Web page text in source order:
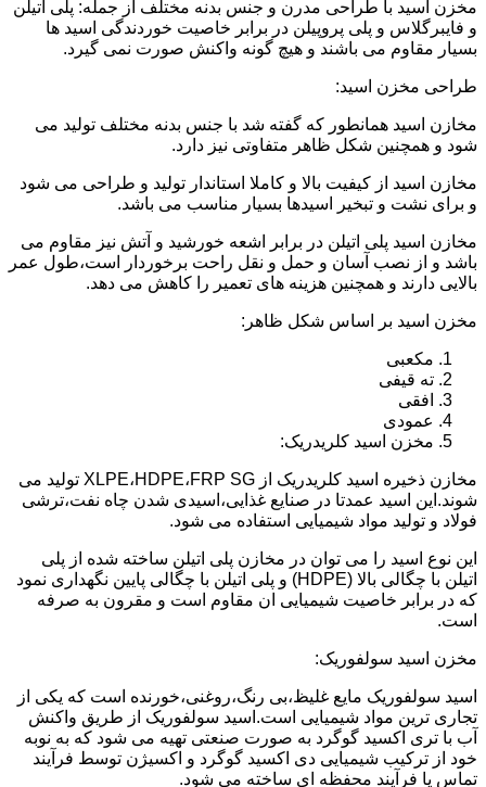
مخزن اسید با طراحی مدرن و جنس بدنه مختلف از جمله: پلی اتیلن
و فایبرگلاس و پلی پروپیلن در برابر خاصیت خوردندگی اسید ها
بسیار مقاوم می باشند و هیچ گونه واکنش صورت نمی گیرد.
طراحی مخزن اسید:
مخازن اسید همانطور که گفته شد با جنس بدنه مختلف تولید می
شود و همچنین شکل ظاهر متفاوتی نیز دارد.
مخازن اسید از کیفیت بالا و کاملا استاندار تولید و طراحی می شود
و برای نشت و تبخیر اسیدها بسیار مناسب می باشد.
مخازن اسید پلی اتیلن در برابر اشعه خورشید و آتش نیز مقاوم می
باشد و از نصب آسان و حمل و نقل راحت برخوردار است،طول عمر
بالایی دارند و همچنین هزینه های تعمیر را کاهش می دهد.
مخزن اسید بر اساس شکل ظاهر:
مکعبی
ته قیفی
افقی
عمودی
مخزن اسید کلریدریک:
مخازن ذخیره اسید کلریدریک از XLPE،HDPE،FRP SG تولید می
شوند.این اسید عمدتا در صنایع غذایی،اسیدی شدن چاه نفت،ترشی
فولاد و تولید مواد شیمیایی استفاده می شود.
این نوع اسید را می توان در مخازن پلی اتیلن ساخته شده از پلی
اتیلن با چگالی بالا (HDPE) و پلی اتیلن با چگالی پایین نگهداری نمود
که در برابر خاصیت شیمیایی ان مقاوم است و مقرون به صرفه
است.
مخزن اسید سولفوریک:
اسید سولفوریک مایع غلیظ،بی رنگ،روغنی،خورنده است که یکی از
تجاری ترین مواد شیمیایی است.اسید سولفوریک از طریق واکنش
آب با تری اکسید گوگرد به صورت صنعتی تهیه می شود که به نوبه
خود از ترکیب شیمیایی دی اکسید گوگرد و اکسیژن توسط فرآیند
تماس یا فرآیند محفظه ای ساخته می شود.